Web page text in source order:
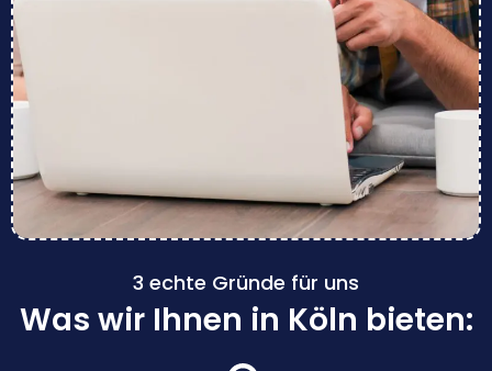
3 echte Gründe für uns
Was wir Ihnen in Köln bieten: